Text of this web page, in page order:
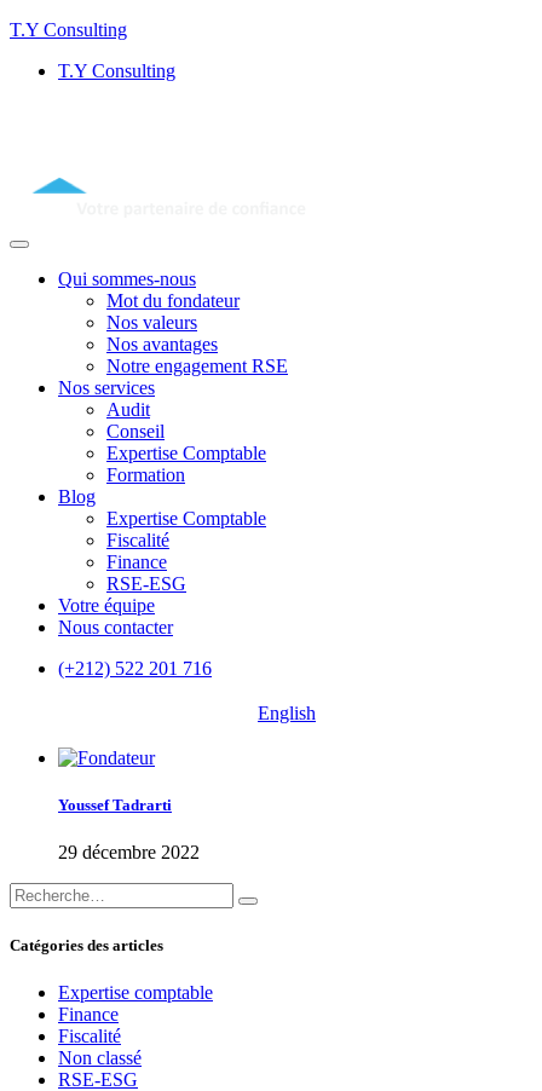
T.Y Consulting
T.Y Consulting
Qui sommes-nous
Mot du fondateur
Nos valeurs
Nos avantages
Notre engagement RSE
Nos services
Audit
Conseil
Expertise Comptable
Formation
Blog
Expertise Comptable
Fiscalité
Finance
RSE-ESG
Votre équipe
Nous contacter
(+212) 522 201 716
English
Youssef Tadrarti
29 décembre 2022
Catégories des articles
Expertise comptable
Finance
Fiscalité
Non classé
RSE-ESG